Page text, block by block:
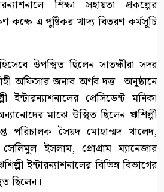
শিক্ষা সহায়তা প্রকল্পের
কক্ষে এ পুষ্টিকর খাদ্য বিতরণ কর্মসূচি
উপস্থিত ছিলেন সাতক্ষীরা সদর
অফিসার জনাব অর্ণব দত্ত। অনুষ্ঠানে
প্রেসিডেন্ট মনিকা
মাঝে উস্থিত ছিলেন ঋশিল্পী
পরিচালক সৈয়দ মোহাম্মদ খালেদ,
ইসলাম, প্রোগ্রাম ম্যানেজার
ইন্টারন্যাশনালের বিভিন্ন বিভাগের
ছিলেন।